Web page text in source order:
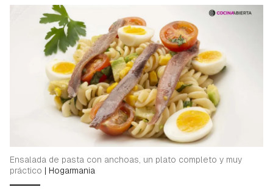
Ensalada de pasta con anchoas, un plato completo y muy
práctico | Hogarmania